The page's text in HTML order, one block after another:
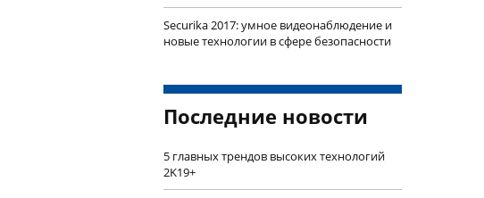
Securika 2017: умное видеонаблюдение и
новые технологии в сфере безопасности
Последние новости
5 главных трендов высоких технологий
2K19+